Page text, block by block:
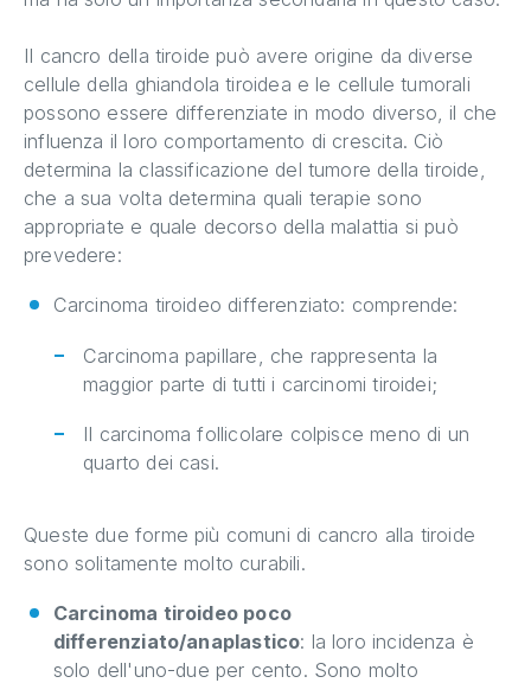
Il cancro della tiroide può avere origine da diverse
cellule della ghiandola tiroidea e le cellule tumorali
possono essere differenziate in modo diverso, il che
influenza il loro comportamento di crescita. Ciò
determina la classificazione del tumore della tiroide,
che a sua volta determina quali terapie sono
appropriate e quale decorso della malattia si può
prevedere:
Carcinoma tiroideo differenziato: comprende:
Carcinoma papillare, che rappresenta la
maggior parte di tutti i carcinomi tiroidei;
Il carcinoma follicolare colpisce meno di un
quarto dei casi.
Queste due forme più comuni di cancro alla tiroide
sono solitamente molto curabili.
Carcinoma tiroideo poco
differenziato/anaplastico: la loro incidenza è
solo dell'uno-due per cento. Sono molto